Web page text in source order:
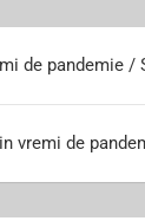
de pandemie /
vremi de